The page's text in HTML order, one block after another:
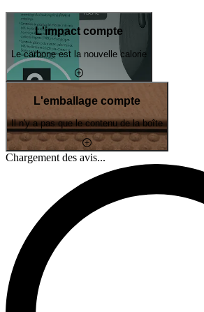
L'impact compte
Le carbone est la nouvelle calorie
L'emballage compte
Il n'y a pas que le contenu de la boîte
Chargement des avis...